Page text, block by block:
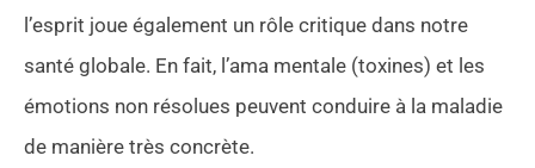
l’esprit joue également un rôle critique dans notre
santé globale. En fait, l’ama mentale (toxines) et les
émotions non résolues peuvent conduire à la maladie
de manière très concrète.